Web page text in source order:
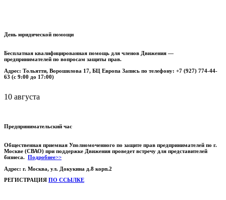
День юридической помощи
Бесплатная квалифицированная помощь для членов Движения —
предпринимателей по вопросам защиты прав.
Адрес: Тольятти, Ворошилова 17, БЦ Европа Запись по телефону: +7 (927) 774-44-
63 (с 9:00 до 17:00)
10 августа
Предпринимательский час
Общественная приемная Уполномоченного по защите прав предпринимателей по г.
Москве (СВАО) при поддержке Движения проведет встречу для представителей
бизнеса. Подробнее>>
Адрес: г. Москва, ул. Докукина д.8 корп.2
РЕГИСТРАЦИЯ ПО ССЫЛКЕ